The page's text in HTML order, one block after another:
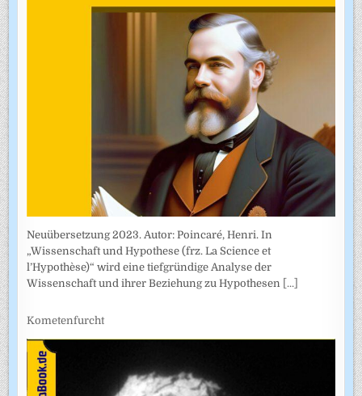
Neuübersetzung 2023. Autor: Poincaré, Henri. In
„Wissenschaft und Hypothese (frz. La Science et
l’Hypothèse)“ wird eine tiefgründige Analyse der
Wissenschaft und ihrer Beziehung zu Hypothesen [...]
Kometenfurcht